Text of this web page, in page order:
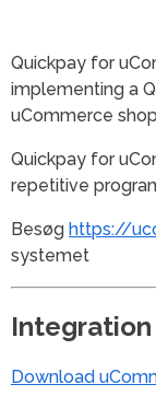
Quickpay for
implementing a
uCommerce
Quickpay for
repetitive
Besøg https://
systemet
Download